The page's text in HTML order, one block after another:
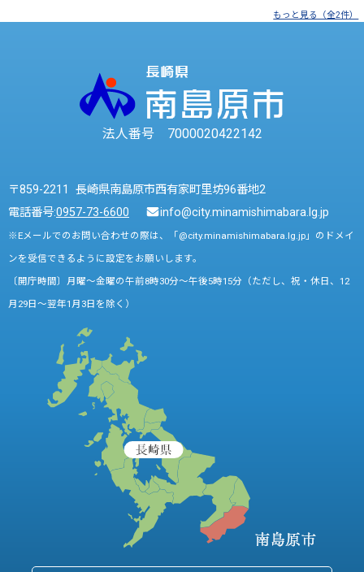
もっと見る（全2件）
法人番号 7000020422142
〒859-2211 長崎県南島原市西有家町里坊96番地2
電話番号:0957-73-6600 info@city.minamishimabara.lg.jp
※Eメールでのお問い合わせの際は、「@city.minamishimabara.lg.jp」のドメイ
ンを受信できるように設定をお願いします。
〔開庁時間〕月曜～金曜の午前8時30分～午後5時15分（ただし、祝・休日、12
月29日～翌年1月3日を除く）